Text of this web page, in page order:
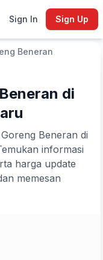
Sign In Sign Up
Beneran
di
Beneran di
informasi
harga update
memesan